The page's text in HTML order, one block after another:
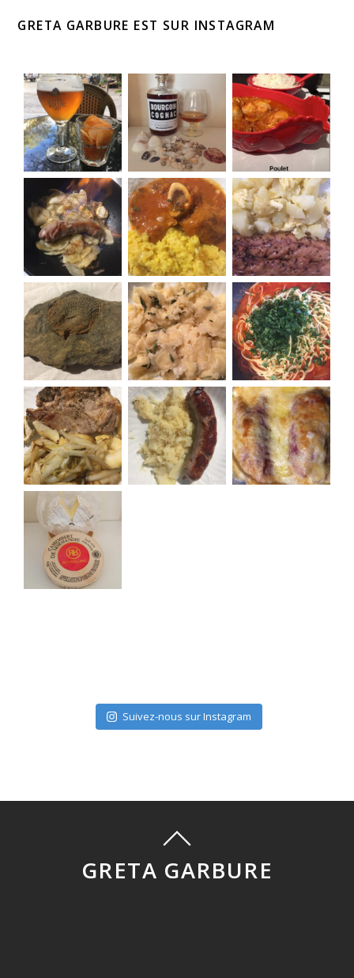
GRETA GARBURE EST SUR INSTAGRAM
Suivez-nous sur Instagram
GRETA GARBURE